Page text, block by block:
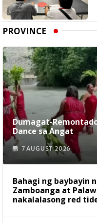
PROVINCE
Dumagat-
Dance sa Angat
7 AUGUST 2026
Bahagi ng baybayin
Zamboanga at
nakalalasong red